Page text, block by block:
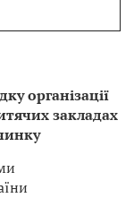
організації
закладах